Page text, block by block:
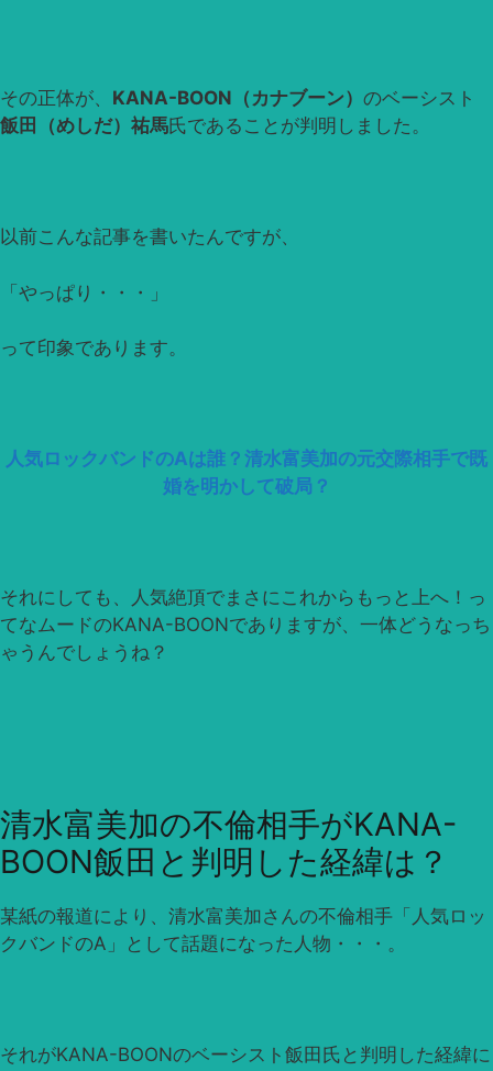
その正体が、 KANA-BOON（カナブーン） のベーシスト
飯田（めしだ）祐馬氏であることが判明しました。
以前こんな記事を書いたんですが、
「やっぱり・・・」
って印象であります。
人気ロックバンドのAは誰？清水富美加の元交際相手で既
婚を明かして破局？
それにしても、人気絶頂でまさにこれからもっと上へ！っ
てなムードのKANA-BOONでありますが、一体どうなっち
ゃうんでしょうね？
清水富美加の不倫相手がKANA-
BOON飯田と判明した経緯は？
某紙の報道により、清水富美加さんの不倫相手「人気ロッ
クバンドのA」として話題になった人物・・・。
それがKANA-BOONのベーシスト飯田氏と判明した経緯に